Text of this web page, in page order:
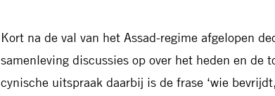
Kort na de val van het Assad-regime afgelopen
samenleving discussies op over het heden en de
cynische uitspraak daarbij is de frase ‘wie